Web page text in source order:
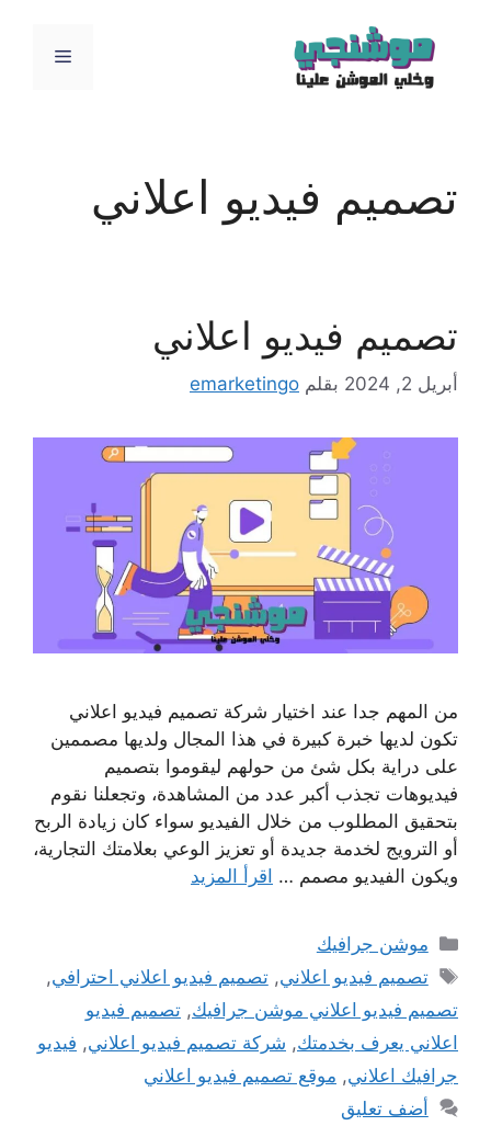
المحتوى
القائمة
تصميم فيديو اعلاني
تصميم فيديو اعلاني
أبريل 2, 2024 بقلم emarketingo
من المهم جدا عند اختيار شركة تصميم فيديو اعلاني
تكون لديها خبرة كبيرة في هذا المجال ولديها مصممين
على دراية بكل شئ من حولهم ليقوموا بتصميم
فيديوهات تجذب أكبر عدد من المشاهدة، وتجعلنا نقوم
بتحقيق المطلوب من خلال الفيديو سواء كان زيادة الربح
أو الترويج لخدمة جديدة أو تعزيز الوعي بعلامتك التجارية،
ويكون الفيديو مصمم … اقرأ المزيد
التصنيفات
موشن جرافيك
الوسوم
تصميم فيديو اعلاني,تصميم فيديو اعلاني احترافي,
تصميم فيديو اعلاني موشن جرافيك, تصميم فيديو
اعلاني يعرف بخدمتك, شركة تصميم فيديو اعلاني, فيديو
جرافيك اعلاني, موقع تصميم فيديو اعلاني
أضف تعليق